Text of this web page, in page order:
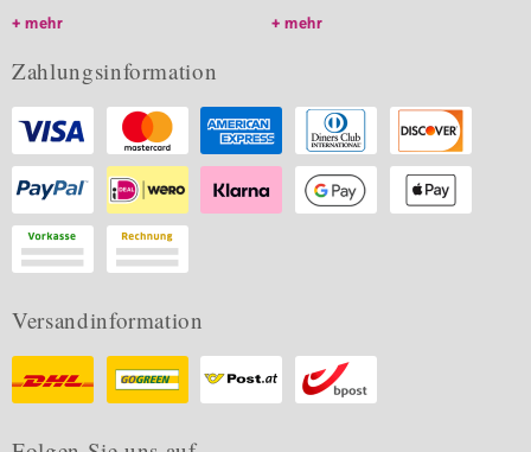
mehr
mehr
Zahlungsinformation
Versandinformation